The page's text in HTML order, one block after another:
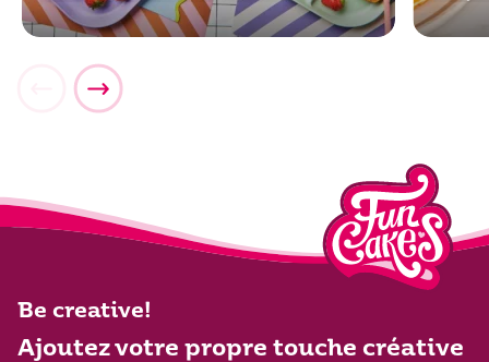
Be creative!
Ajoutez votre propre touche créative